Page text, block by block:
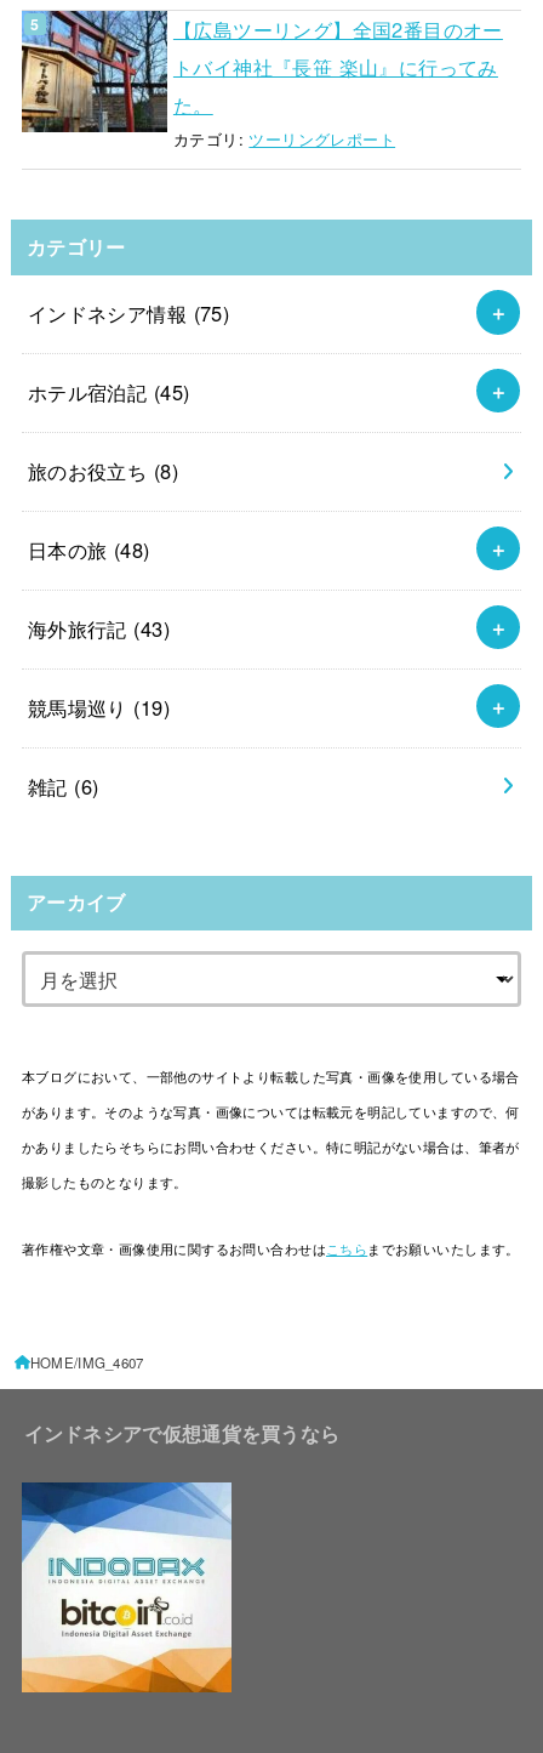
【広島ツーリング】全国2番目のオー
トバイ神社『長笹 楽山』に行ってみ
た。
カテゴリ: ツーリングレポート
カテゴリー
インドネシア情報 (75)
ホテル宿泊記 (45)
旅のお役立ち (8)
日本の旅 (48)
海外旅行記 (43)
競馬場巡り (19)
雑記 (6)
アーカイブ
本ブログにおいて、一部他のサイトより転載した写真・画像を使用している場合
があります。そのような写真・画像については転載元を明記していますので、何
かありましたらそちらにお問い合わせください。特に明記がない場合は、筆者が
撮影したものとなります。
著作権や文章・画像使用に関するお問い合わせはこちら までお願いいたします。
HOME IMG_4607
インドネシアで仮想通貨を買うなら